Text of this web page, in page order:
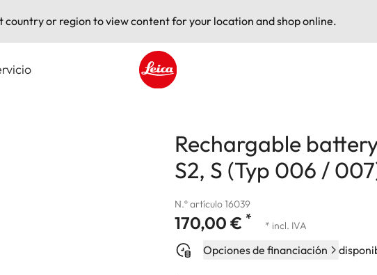
country or region to view content for your location and shop online.
Rechargable
S2, S (Typ 006 /
N.º artículo 16039
170,00 € * * incl. IVA
Opciones de financiación